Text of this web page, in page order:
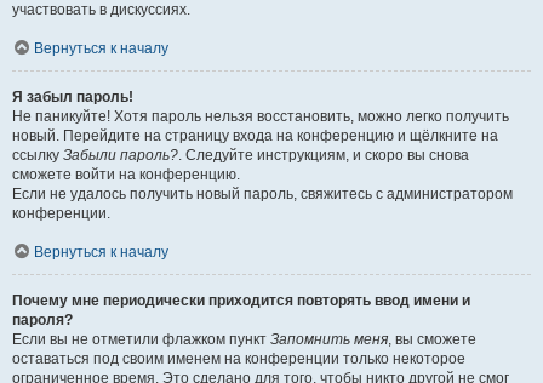
участвовать в дискуссиях.
Вернуться к началу
Я забыл пароль!
Не паникуйте! Хотя пароль нельзя восстановить, можно легко получить
новый. Перейдите на страницу входа на конференцию и щёлкните на
ссылку Забыли пароль?. Следуйте инструкциям, и скоро вы снова
сможете войти на конференцию.
Если не удалось получить новый пароль, свяжитесь с администратором
конференции.
Вернуться к началу
Почему мне периодически приходится повторять ввод имени и
пароля?
Если вы не отметили флажком пункт Запомнить меня, вы сможете
оставаться под своим именем на конференции только некоторое
ограниченное время. Это сделано для того, чтобы никто другой не смог